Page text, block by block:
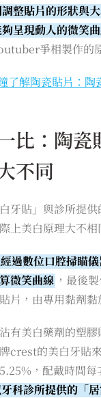
整貼片的形狀與
呈現動人的微笑
爭相製作的
了解陶瓷貼片：陶
比：陶瓷
不同
牙貼」與診所提供
上美白原理大不相
過數位口腔掃瞄
微笑曲線 ，最後
片，由專用黏劑黏
有美白藥劑的塑
crest的美白牙貼
，配戴時間每
科診所提供的「居